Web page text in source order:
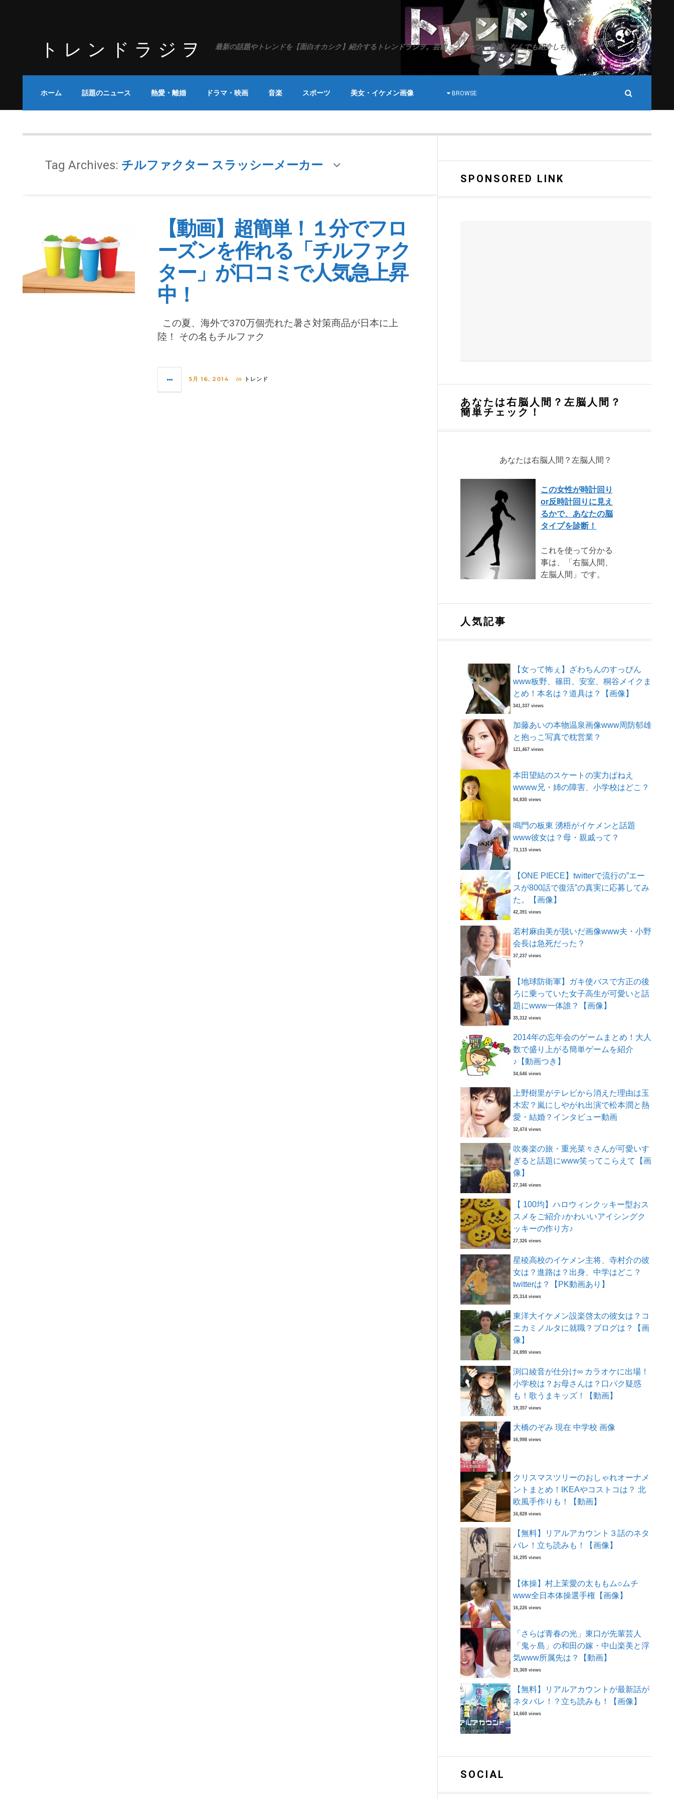
トレンドラジヲ 最新の話題やトレンドを【面白オカシク】紹介するトレンドラジヲ。芸能・スポーツ・音楽、なんでも紹介しちゃいます！
ホーム 話題のニュース 熱愛・離婚 ドラマ・映画 音楽 スポーツ 美女・イケメン画像 BROWSE
Tag Archives: チルファクター スラッシーメーカー
【動画】超簡単！１分でフロ
ーズンを作れる「チルファク
ター」が口コミで人気急上昇
中！
この夏、海外で370万個売れた暑さ対策商品が日本に上
陸！ その名もチルファク
5月 16, 2014 in トレンド
SPONSORED LINK
あなたは右脳人間？左脳人間？
簡単チェック！
あなたは右脳人間？左脳人間？
この女性が時計回り
or反時計回りに見え
るかで、あなたの脳
タイプを診断！
これを使って分かる
事は、「右脳人間、
左脳人間」です。
人気記事
【女って怖ぇ】ざわちんのすっぴん
www板野、篠田、安室、桐谷メイクま
とめ！本名は？道具は？【画像】
341,337 views
加藤あいの本物温泉画像www周防郁雄
と抱っこ写真で枕営業？
121,467 views
本田望結のスケートの実力ぱねえ
wwww兄・姉の障害、小学校はどこ？
94,830 views
鳴門の板東 湧梧がイケメンと話題
www彼女は？母・親戚って？
73,115 views
【ONE PIECE】twitterで流行の”エー
スが800話で復活”の真実に応募してみ
た。【画像】
42,391 views
若村麻由美が脱いだ画像www夫・小野
会長は急死だった？
37,237 views
【地球防衛軍】ガキ使バスで方正の後
ろに乗っていた女子高生が可愛いと話
題にwww一体誰？【画像】
35,312 views
2014年の忘年会のゲームまとめ！大人
数で盛り上がる簡単ゲームを紹介
♪【動画つき】
34,646 views
上野樹里がテレビから消えた理由は玉
木宏？嵐にしやがれ出演で松本潤と熱
愛・結婚？インタビュー動画
32,474 views
吹奏楽の旅・重光菜々さんが可愛いす
ぎると話題にwww笑ってこらえて【画
像】
27,346 views
【 100均】ハロウィンクッキー型おス
スメをご紹介♪かわいいアイシングク
ッキーの作り方♪
27,326 views
星稜高校のイケメン主将、寺村介の彼
女は？進路は？出身、中学はどこ？
twitterは？【PK動画あり】
25,314 views
東洋大イケメン設楽啓太の彼女は？コ
ニカミノルタに就職？ブログは？【画
像】
24,890 views
渕口綾音が仕分け∞ カラオケに出場！
小学校は？お母さんは？口パク疑惑
も！歌うまキッズ！【動画】
19,357 views
大橋のぞみ 現在 中学校 画像
16,998 views
クリスマスツリーのおしゃれオーナメ
ントまとめ！IKEAやコストコは？ 北
欧風手作りも！【動画】
16,828 views
【無料】リアルアカウント３話のネタ
バレ！立ち読みも！【画像】
16,295 views
【体操】村上茉愛の太ももム○ムチ
www全日本体操選手権【画像】
16,226 views
「さらば青春の光」東口が先輩芸人
「鬼ヶ島」の和田の嫁・中山楽美と浮
気www所属先は？【動画】
15,369 views
【無料】リアルアカウントが最新話が
ネタバレ！？立ち読みも！【画像】
14,660 views
SOCIAL